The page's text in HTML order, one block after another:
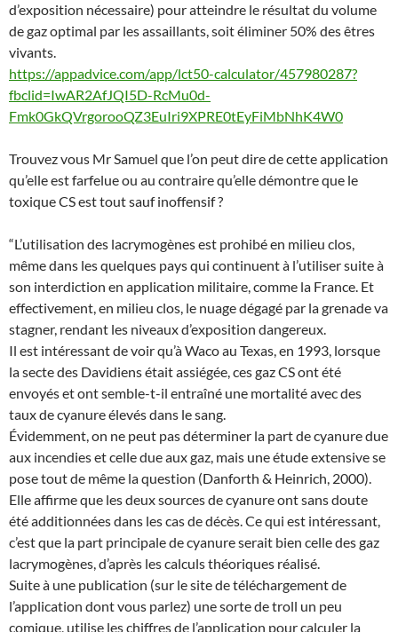
d’exposition nécessaire) pour atteindre le résultat du volume
de gaz optimal par les assaillants, soit éliminer 50% des êtres
vivants.
https://appadvice.com/app/lct50-calculator/457980287?
fbclid=IwAR2AfJQI5D-RcMu0d-
Fmk0GkQVrgorooQZ3EuIri9XPRE0tEyFiMbNhK4W0
Trouvez vous Mr Samuel que l’on peut dire de cette application
qu’elle est farfelue ou au contraire qu’elle démontre que le
toxique CS est tout sauf inoffensif ?
“L’utilisation des lacrymogènes est prohibé en milieu clos,
même dans les quelques pays qui continuent à l’utiliser suite à
son interdiction en application militaire, comme la France. Et
effectivement, en milieu clos, le nuage dégagé par la grenade va
stagner, rendant les niveaux d’exposition dangereux.
Il est intéressant de voir qu’à Waco au Texas, en 1993, lorsque
la secte des Davidiens était assiégée, ces gaz CS ont été
envoyés et ont semble-t-il entraîné une mortalité avec des
taux de cyanure élevés dans le sang.
Évidemment, on ne peut pas déterminer la part de cyanure due
aux incendies et celle due aux gaz, mais une étude extensive se
pose tout de même la question (Danforth & Heinrich, 2000).
Elle affirme que les deux sources de cyanure ont sans doute
été additionnées dans les cas de décès. Ce qui est intéressant,
c’est que la part principale de cyanure serait bien celle des gaz
lacrymogènes, d’après les calculs théoriques réalisé.
Suite à une publication (sur le site de téléchargement de
l’application dont vous parlez) une sorte de troll un peu
comique, utilise les chiffres de l’application pour calculer la